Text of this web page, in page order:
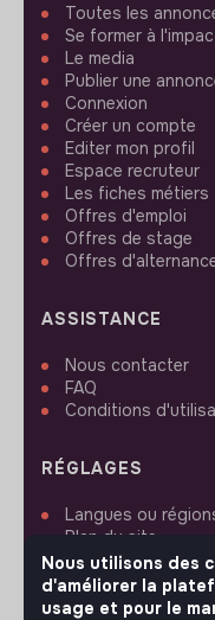
Toutes les
Se former à
Le media
Publier une
Connexion
Créer un compte
Editer mon profil
Espace recruteur
Les fiches métiers
Offres d'emploi
Offres de stage
Offres
ASSISTANCE
Nous contacter
FAQ
Conditions
RÉGLAGES
Langues ou
Plan du site
Paramètres des
Nous utilisons des
d'améliorer la
usage et pour le